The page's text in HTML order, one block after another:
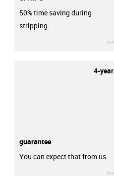
50% time saving during
stripping.
4-year
guarantee
You can expect that from us.